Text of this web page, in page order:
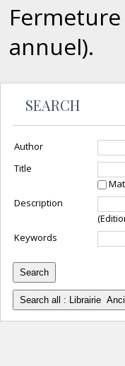
annuel).
SEARCH
Author
Title
Description
Keywords